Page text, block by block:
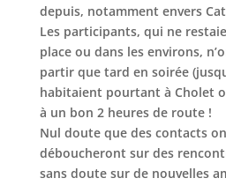
depuis, notamment envers
Les participants, qui ne
place ou dans les environs,
partir que tard en soirée
habitaient pourtant à Cholet
à un bon 2 heures de route !
Nul doute que des contacts
déboucheront sur des
sans doute sur de nouvelles